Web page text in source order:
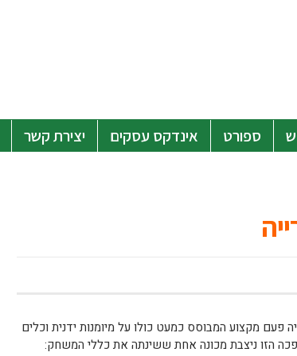
ספורט אינדקס עסקים יצירת קשר
מקצוע המבוסס כמעט כולו על מיומנות ידנית וכלים
הזו ניצבת מכונה אחת ששינתה את כללי המשחק: